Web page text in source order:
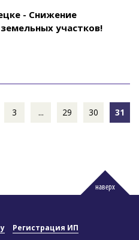
- Снижение
участков!
3 ... 29 30 31
наверх
Регистрация ИП